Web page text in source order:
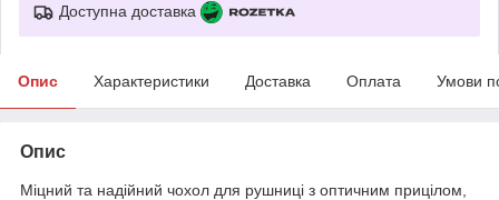
Доступна доставка
Опис Характеристики Доставка Оплата Умови
Опис
Міцний та надійний чохол для рушниці з оптичним прицілом,